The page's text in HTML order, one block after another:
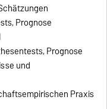
Prognose
Prognose
und
Praxis